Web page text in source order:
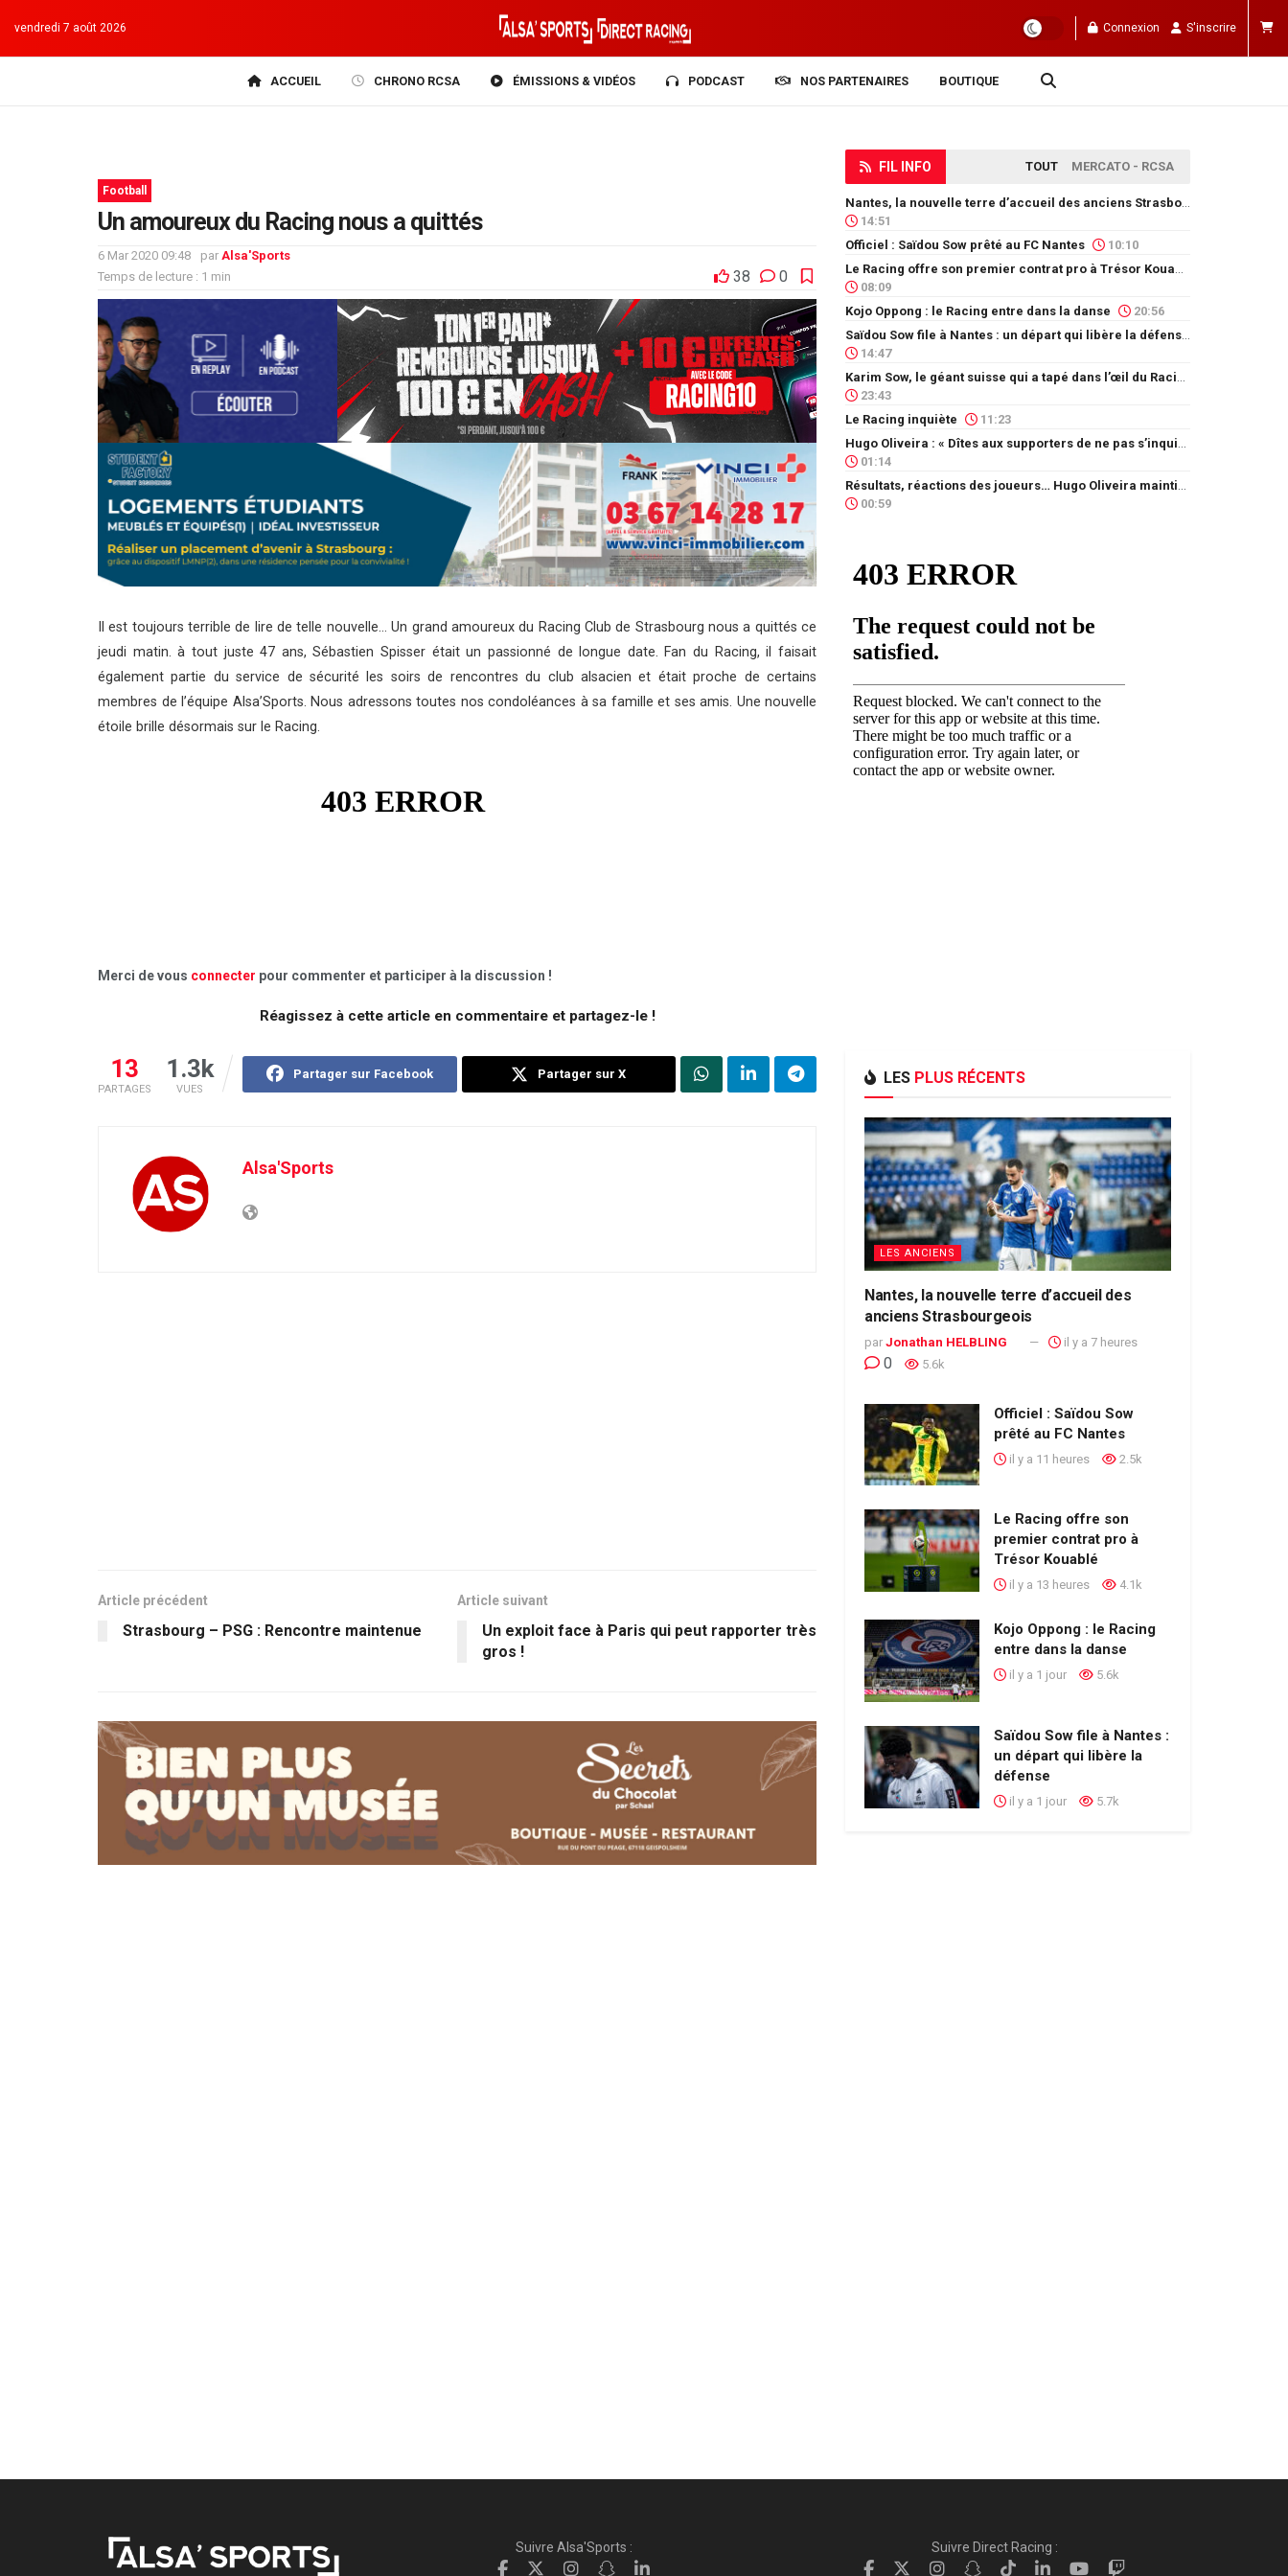
vendredi 7 août 2026 Connexion S'inscrire
ACCUEIL CHRONO RCSA ÉMISSIONS & VIDÉOS PODCAST NOS PARTENAIRES BOUTIQUE
Football
Un amoureux du Racing nous a quittés
6 Mar 2020 09:48 par Alsa'Sports
Temps de lecture : 1 min
38 0
Il est toujours terrible de lire de telle nouvelle… Un grand amoureux du Racing Club de Strasbourg nous a quittés ce
jeudi matin. à tout juste 47 ans, Sébastien Spisser était un passionné de longue date. Fan du Racing, il faisait
également partie du service de sécurité les soirs de rencontres du club alsacien et était proche de certains
membres de l’équipe Alsa’Sports. Nous adressons toutes nos condoléances à sa famille et ses amis. Une nouvelle
étoile brille désormais sur le Racing.
Merci de vous connecter pour commenter et participer à la discussion !
Réagissez à cette article en commentaire et partagez-le !
13
PARTAGES
1.3k
VUES
Partager sur Facebook Partager sur X
Alsa'Sports
Article précédent
Strasbourg – PSG : Rencontre maintenue
Article suivant
Un exploit face à Paris qui peut rapporter très
gros !
FIL INFO TOUT MERCATO - RCSA
14:51
Officiel : Saïdou Sow prêté au FC Nantes
10:10
08:09
Kojo Oppong : le Racing entre dans la danse
20:56
14:47
23:43
Le Racing inquiète
11:23
01:14
00:59
LES PLUS RÉCENTS
LES ANCIENS
Nantes, la nouvelle terre d’accueil des
anciens Strasbourgeois
par Jonathan HELBLING il y a 7 heures
0 5.6k
Officiel : Saïdou Sow
prêté au FC Nantes
il y a 11 heures 2.5k
Le Racing offre son
premier contrat pro à
Trésor Kouablé
il y a 13 heures 4.1k
Kojo Oppong : le Racing
entre dans la danse
il y a 1 jour 5.6k
Saïdou Sow file à Nantes :
un départ qui libère la
défense
il y a 1 jour 5.7k
Suivre Alsa'Sports : Suivre Direct Racing :